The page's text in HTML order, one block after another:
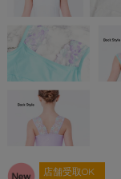
店舗受取OK